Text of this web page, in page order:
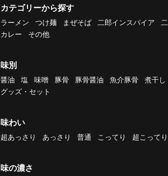
カテゴリーから探す
ラーメン つけ麺 まぜそば 二郎インスパイア
カレー
その他
味別
醤油 塩 味噌 豚骨 豚骨醤油 魚介豚骨 煮干し
グッズ・セット
味わい
超あっさり あっさり 普通 こってり 超こってり
味の濃さ